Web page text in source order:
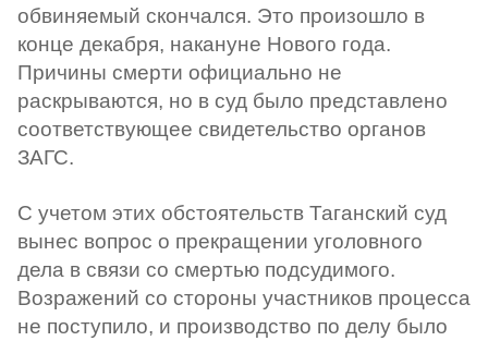
обвиняемый скончался. Это произошло в
конце декабря, накануне Нового года.
Причины смерти официально не
раскрываются, но в суд было представлено
соответствующее свидетельство органов
ЗАГС.
С учетом этих обстоятельств Таганский суд
вынес вопрос о прекращении уголовного
дела в связи со смертью подсудимого.
Возражений со стороны участников процесса
не поступило, и производство по делу было